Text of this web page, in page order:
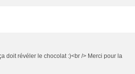
doit révéler le chocolat :)<br /> Merci pour la